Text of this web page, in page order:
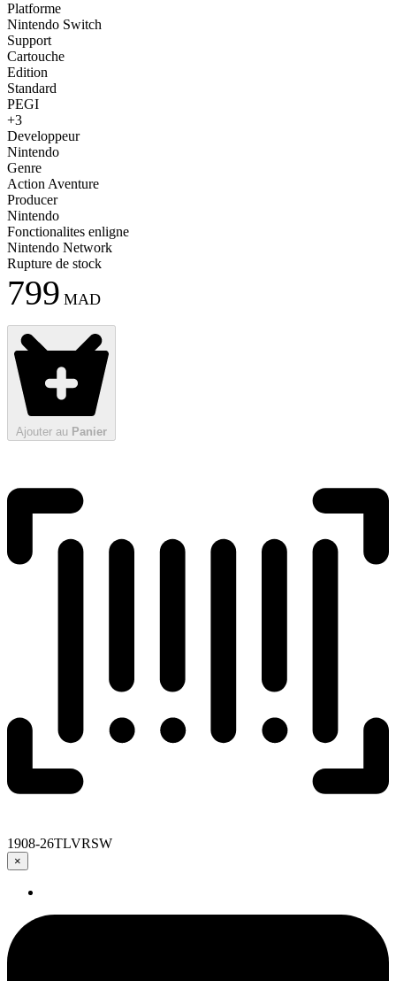
Platforme
Nintendo Switch
Support
Cartouche
Edition
Standard
PEGI
+3
Developpeur
Nintendo
Genre
Action Aventure
Producer
Nintendo
Fonctionalites enligne
Nintendo Network
Rupture de stock
799 MAD
Ajouter au Panier
1908-26TLVRSW
×